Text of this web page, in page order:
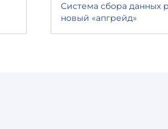
Система сбора данных
новый «апгрейд»